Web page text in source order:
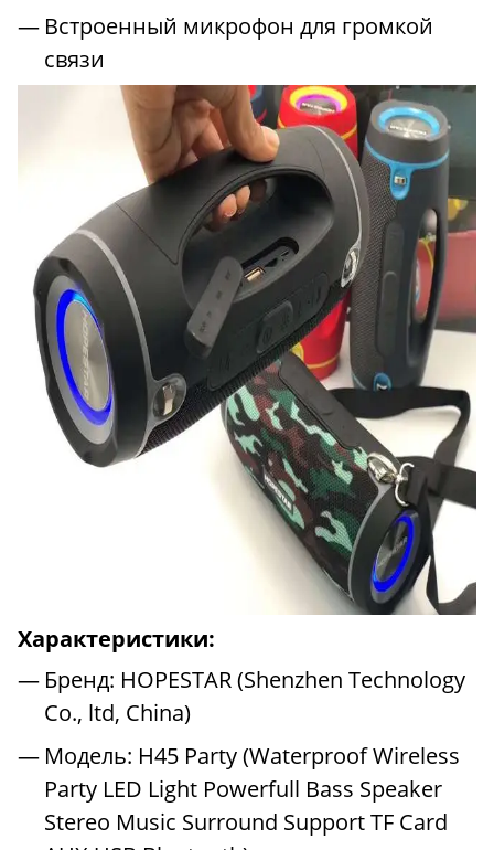
Встроенный микрофон для громкой
связи
Характеристики:
Бренд: HOPESTAR (Shenzhen Technology
Co., ltd, China)
Модель: Н45 Party (Waterproof Wireless
Party LED Light Powerfull Bass Speaker
Stereo Music Surround Support TF Card